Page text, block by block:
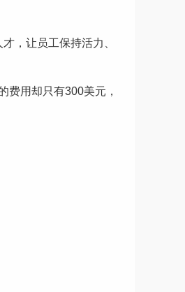
，让员工保持活力、
费用却只有300美元，